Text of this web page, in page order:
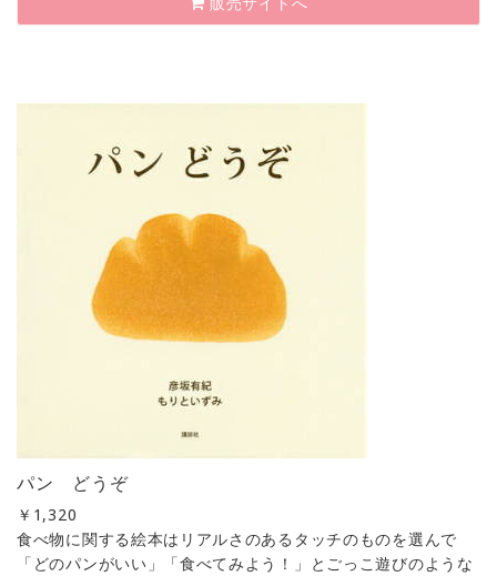
パン どうぞ
￥ 1,320
食べ物に関する絵本はリアルさのあるタッチのものを選んで
「どのパンがいい」「食べてみよう！」とごっこ遊びのような